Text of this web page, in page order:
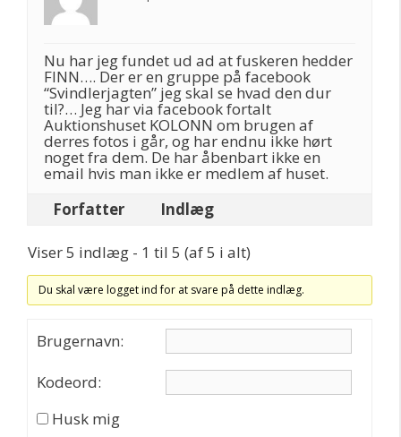
Nu har jeg fundet ud ad at fuskeren hedder
FINN…. Der er en gruppe på facebook
“Svindlerjagten” jeg skal se hvad den dur
til?… Jeg har via facebook fortalt
Auktionshuset KOLONN om brugen af
derres fotos i går, og har endnu ikke hørt
noget fra dem. De har åbenbart ikke en
email hvis man ikke er medlem af huset.
Forfatter
Indlæg
Viser 5 indlæg - 1 til 5 (af 5 i alt)
Du skal være logget ind for at svare på dette indlæg.
Brugernavn:
Kodeord:
Husk mig